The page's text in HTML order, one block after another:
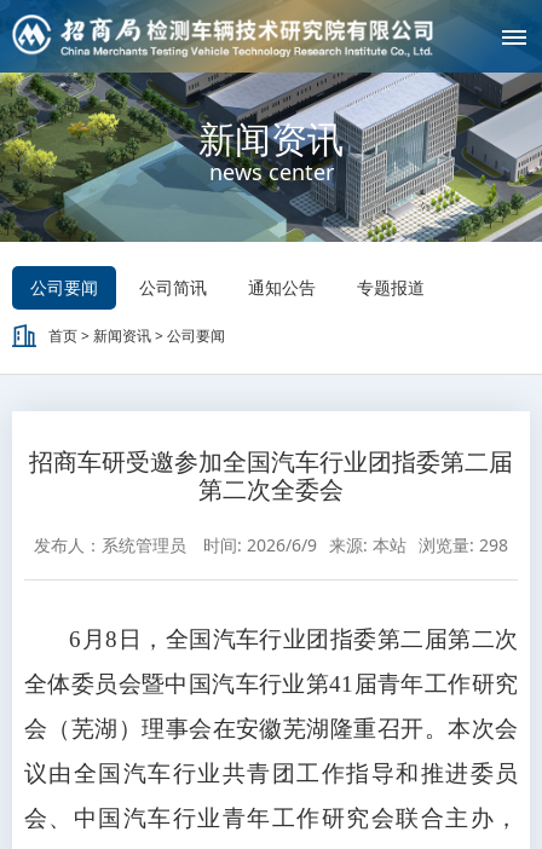
新闻资讯
news center
公司要闻 公司简讯 通知公告 专题报道
首页>新闻资讯>公司要闻
招商车研受邀参加全国汽车行业团指委第二届
第二次全委会
发布人：系统管理员 时间: 2026/6/9 来源: 本站 浏览量: 298
6月8日，全国汽车行业团指委第二届第二次
全体委员会暨中国汽车行业第41届青年工作研究
会（芜湖）理事会在安徽芜湖隆重召开。本次会
议由全国汽车行业共青团工作指导和推进委员
会、中国汽车行业青年工作研究会联合主办，